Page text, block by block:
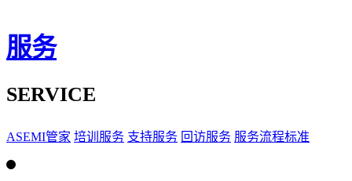
服务
SERVICE
ASEMI管家 培训服务 支持服务 回访服务 服务流程标准